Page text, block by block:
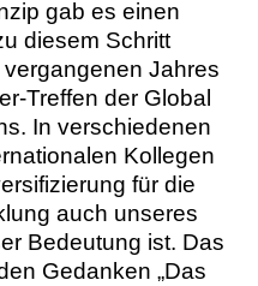
gab es einen
diesem Schritt
Jahres
Treffen der Global
In verschiedenen
Kollegen
für die
auch unseres
Bedeutung ist. Das
Gedanken „Das